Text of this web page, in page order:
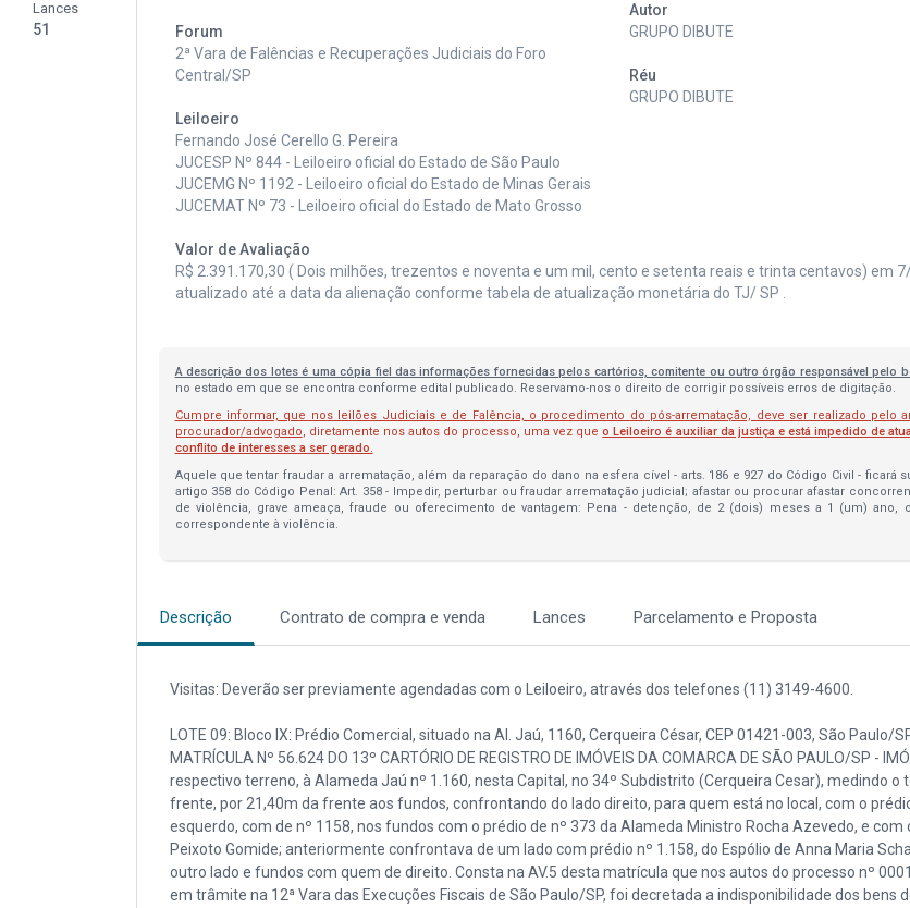
Lances
51
Forum
2ª Vara de Falências e Recuperações Judiciais do Foro
Central/SP
Leiloeiro
Fernando José Cerello G. Pereira
JUCESP Nº 844 - Leiloeiro oficial do Estado de São Paulo
JUCEMG Nº 1192 - Leiloeiro oficial do Estado de Minas Gerais
JUCEMAT Nº 73 - Leiloeiro oficial do Estado de Mato Grosso
Autor
GRUPO DIBUTE
Réu
GRUPO DIBUTE
Valor de Avaliação
R$ 2.391.170,30 ( Dois milhões, trezentos e noventa e um mil, cento e setenta reais e trinta centavos) em
atualizado até a data da alienação conforme tabela de atualização monetária do TJ/ SP .
A descrição dos lotes é uma cópia fiel das informações fornecidas pelos cartórios, comitente ou outro órgão responsável pelo
no estado em que se encontra conforme edital publicado. Reservamo-nos o direito de corrigir possíveis erros de digitação.
Cumpre informar, que nos leilões Judiciais e de Falência, o procedimento do pós-arrematação, deve ser realizado pelo
procurador/advogado, diretamente nos autos do processo, uma vez queo Leiloeiro é auxiliar da justiça e está impedido de
conflito de interesses a ser gerado.
Aquele que tentar fraudar a arrematação, além da reparação do dano na esfera cível - arts. 186 e 927 do Código Civil - ficará
artigo 358 do Código Penal: Art. 358 - Impedir, perturbar ou fraudar arrematação judicial; afastar ou procurar afastar
de violência, grave ameaça, fraude ou oferecimento de vantagem: Pena - detenção, de 2 (dois) meses a 1 (um) ano,
correspondente à violência.
Descrição Contrato de compra e venda Lances Parcelamento e Proposta
Visitas: Deverão ser previamente agendadas com o Leiloeiro, através dos telefones (11) 3149-4600.
LOTE 09: Bloco IX: Prédio Comercial, situado na Al. Jaú, 1160, Cerqueira César, CEP 01421-003, São Paulo/
MATRÍCULA Nº 56.624 DO 13º CARTÓRIO DE REGISTRO DE IMÓVEIS DA COMARCA DE SÃO PAULO/SP -
respectivo terreno, à Alameda Jaú nº 1.160, nesta Capital, no 34º Subdistrito (Cerqueira Cesar), medindo o
frente, por 21,40m da frente aos fundos, confrontando do lado direito, para quem está no local, com o
esquerdo, com de nº 1158, nos fundos com o prédio de nº 373 da Alameda Ministro Rocha Azevedo, e com
Peixoto Gomide; anteriormente confrontava de um lado com prédio nº 1.158, do Espólio de Anna Maria
outro lado e fundos com quem de direito. Consta na AV.5 desta matrícula que nos autos do processo nº
em trâmite na 12ª Vara das Execuções Fiscais de São Paulo/SP, foi decretada a indisponibilidade dos bens de